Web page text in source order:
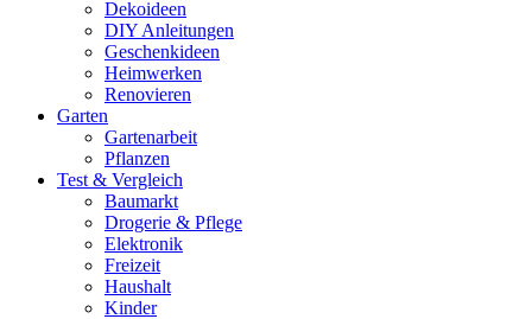
Dekoideen
DIY Anleitungen
Geschenkideen
Heimwerken
Renovieren
Garten
Gartenarbeit
Pflanzen
Test & Vergleich
Baumarkt
Drogerie & Pflege
Elektronik
Freizeit
Haushalt
Kinder